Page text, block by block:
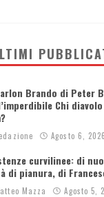
Brando di Peter
Chi
Agosto 6, 2026
curvilinee: di
di pianura, di
Mazza Agosto 5,